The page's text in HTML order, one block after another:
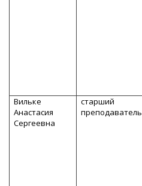
Вильке
Анастасия
Сергеевна
старший
преподаватель